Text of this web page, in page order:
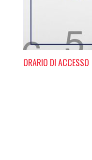
ORARIO DI ACCESSO